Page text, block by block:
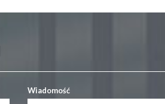
Wiadomość